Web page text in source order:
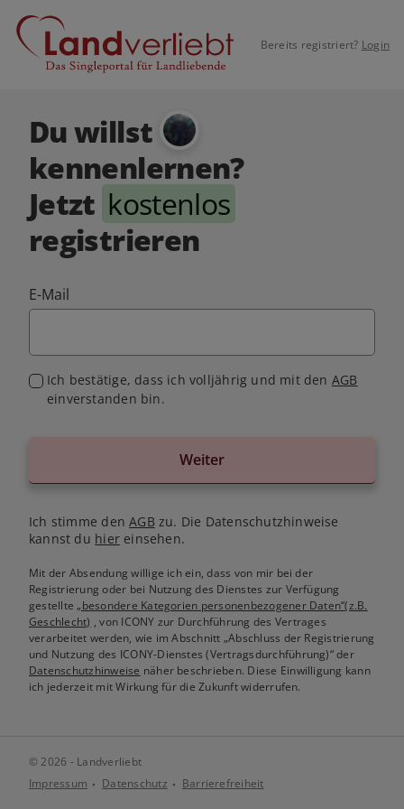
Bereits registriert? Login
Du willst
kennenlernen?
Jetzt kostenlos
registrieren
E-Mail
Ich bestätige, dass ich volljährig und mit den AGB
einverstanden bin.
Weiter
Ich stimme denAGB zu. Die Datenschutzhinweise
kannst du hiereinsehen.
Mit der Absendung willige ich ein, dass von mir bei der
Registrierung oder bei Nutzung des Dienstes zur Verfügung
gestellte„besondere Kategorien personenbezogener Daten“(z.B.
Geschlecht) , von ICONY zur Durchführung des Vertrages
verarbeitet werden, wie im Abschnitt „Abschluss der Registrierung
und Nutzung des ICONY-Dienstes (Vertragsdurchführung)“ der
Datenschutzhinweise näher beschrieben. Diese Einwilligung kann
ich jederzeit mit Wirkung für die Zukunft widerrufen.
© 2026 - Landverliebt
Impressum
Datenschutz Barrierefreiheit